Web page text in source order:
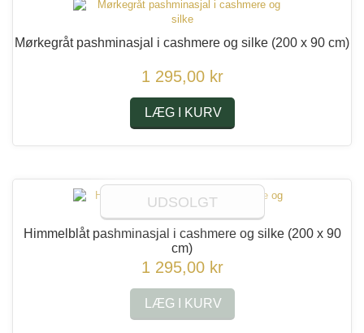
Mørkegråt pashminasjal i cashmere og silke (200 x 90 cm)
1 295,00 kr
LÆG I KURV
UDSOLGT
Himmelblåt pashminasjal i cashmere og silke (200 x 90
cm)
1 295,00 kr
LÆG I KURV